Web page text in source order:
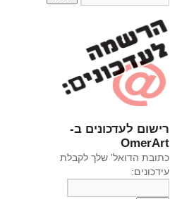
רישום לעדכונים ב-
OmerArt
כתובת הדואל' שלך לקבלת
עידכונים: